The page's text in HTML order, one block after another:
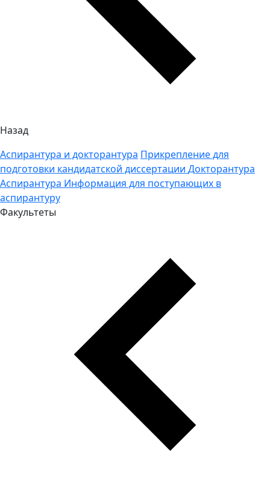
Назад
Аспирантура и докторантура Прикрепление для
подготовки кандидатской диссертации Докторантура
Аспирантура Информация для поступающих в
аспирантуру
Факультеты